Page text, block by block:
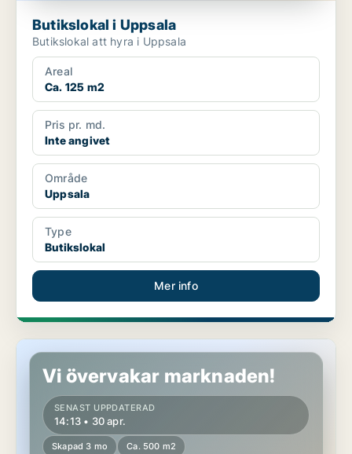
Butikslokal i Uppsala
Butikslokal att hyra i Uppsala
Areal
Ca. 125 m2
Pris pr. md.
Inte angivet
Område
Uppsala
Type
Butikslokal
Mer info
Butikslokal i Uppsala
Vi övervakar marknaden!
SENAST UPPDATERAD
14:13 • 30 apr.
Skapad 3 mo Ca. 500 m2